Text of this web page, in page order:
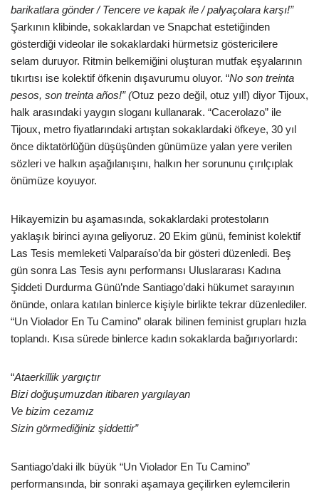
barikatlara gönder / Tencere ve kapak ile / palyaçolara karşı!”
Şarkının klibinde, sokaklardan ve Snapchat estetiğinden
gösterdiği videolar ile sokaklardaki hürmetsiz göstericilere
selam duruyor. Ritmin belkemiğini oluşturan mutfak eşyalarının
tıkırtısı ise kolektif öfkenin dışavurumu oluyor. “No son treinta
pesos, son treinta años!” (Otuz pezo değil, otuz yıl!) diyor Tijoux,
halk arasındaki yaygın sloganı kullanarak. “Cacerolazo” ile
Tijoux, metro fiyatlarındaki artıştan sokaklardaki öfkeye, 30 yıl
önce diktatörlüğün düşüşünden günümüze yalan yere verilen
sözleri ve halkın aşağılanışını, halkın her sorununu çırılçıplak
önümüze koyuyor.
Hikayemizin bu aşamasında, sokaklardaki protestoların
yaklaşık birinci ayına geliyoruz. 20 Ekim günü, feminist kolektif
Las Tesis memleketi Valparaíso’da bir gösteri düzenledi. Beş
gün sonra Las Tesis aynı performansı Uluslararası Kadına
Şiddeti Durdurma Günü’nde Santiago’daki hükumet sarayının
önünde, onlara katılan binlerce kişiyle birlikte tekrar düzenlediler.
“Un Violador En Tu Camino” olarak bilinen feminist grupları hızla
toplandı. Kısa sürede binlerce kadın sokaklarda bağırıyorlardı:
“Ataerkillik yargıçtır
Bizi doğuşumuzdan itibaren yargılayan
Ve bizim cezamız
Sizin görmediğiniz şiddettir”
Santiago’daki ilk büyük “Un Violador En Tu Camino”
performansında, bir sonraki aşamaya geçilirken eylemcilerin